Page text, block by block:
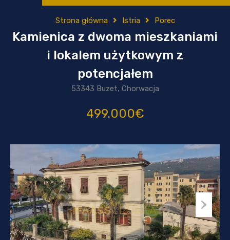
Strona główna Istria Porec
Kamienica z dwoma mieszkaniami
i lokalem użytkowym z
potencjałem
53343 Buzet, Chorwacja
499.000€